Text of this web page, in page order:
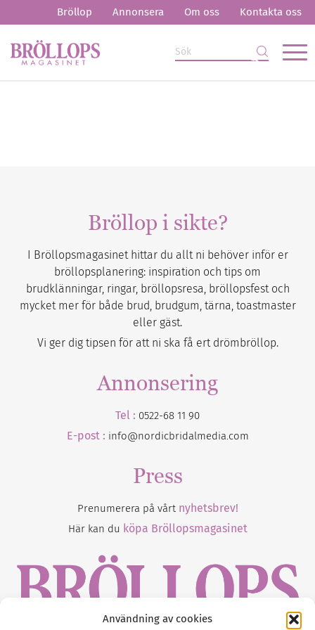
Användning av cookies
Bröllop Annonsera Om oss Kontakta oss
Bröllop i sikte?
I Bröllopsmagasinet hittar du allt ni behöver inför er
bröllopsplanering: inspiration och tips om
brudklänningar, ringar, bröllopsresa, bröllopsfest och
mycket mer för både brud, brudgum, tärna, toastmaster
eller gäst.
Vi ger dig tipsen för att ni ska få ert drömbröllop.
Annonsering
Tel : 0522-68 11 90
E-post : info@nordicbridalmedia.com
Press
Prenumerera på vårt nyhetsbrev!
Här kan du köpa Bröllopsmagasinet